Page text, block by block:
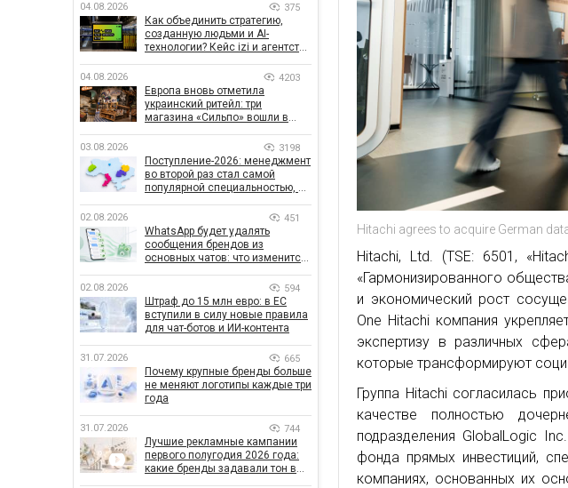
Hitachi agrees to acquire German
Hitachi, Ltd. (TSE: 6501,
«Гармонизированного
и экономический рост
One Hitachi компания
экспертизу в различных
которые трансформируют
Группа Hitachi согласилась
качестве полностью
подразделения GlobalLogic
фонда прямых инвестиций,
компаниях, основанных их
04.08.2026 375
Как объединить стратегию,
созданную людьми и AI-
технологии? Кейс izi и агентства
04.08.2026 4203
Европа вновь отметила
украинский ритейл: три
магазина «Сильпо» вошли в
03.08.2026 3198
Поступление-2026: менеджмент
во второй раз стал самой
популярной специальностью, а
рекордным за последние 5 лет
02.08.2026 451
WhatsApp будет удалять
сообщения брендов из
основных чатов: что изменится
02.08.2026 594
Штраф до 15 млн евро: в ЕС
вступили в силу новые правила
для чат-ботов и ИИ-контента
31.07.2026 665
Почему крупные бренды больше
не меняют логотипы каждые три
года
31.07.2026 744
Лучшие рекламные кампании
первого полугодия 2026 года:
какие бренды задавали тон в